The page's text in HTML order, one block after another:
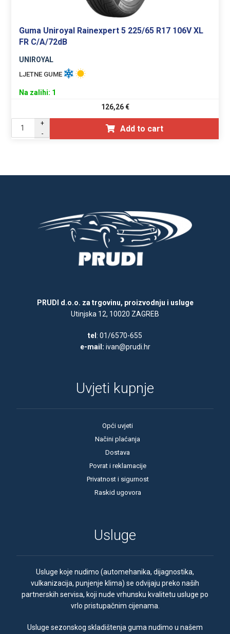
Guma Uniroyal Rainexpert 5 225/65 R17 106V XL
FR C/A/72dB
UNIROYAL
LJETNE GUME
Na zalihi: 1
126,26€
+
-
Add to cart
PRUDI d.o.o. za trgovinu, proizvodnju i usluge
Utinjska 12, 10020 ZAGREB
tel : 01/6570-655
e-mail: ivan@prudi.hr
Uvjeti kupnje
Opći uvjeti
Načini plaćanja
Dostava
Povrat i reklamacije
Privatnost i sigurnost
Raskid ugovora
Usluge
Usluge koje nudimo (automehanika, dijagnostika,
vulkanizacija, punjenje klima) se odvijaju preko naših
partnerskih servisa, koji nude vrhunsku kvalitetu usluge po
vrlo pristupačnim cijenama.
Usluge sezonskog skladištenja guma nudimo u našem